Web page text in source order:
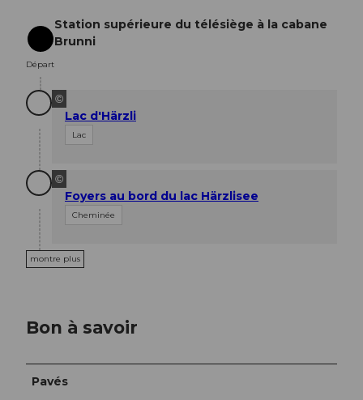
Départ
Départ
Station supérieure du télésiège à la cabane
Brunni
©
Lac d'Härzli
Lac
©
Foyers au bord du lac Härzlisee
Cheminée
montre plus
Bon à savoir
Pavés